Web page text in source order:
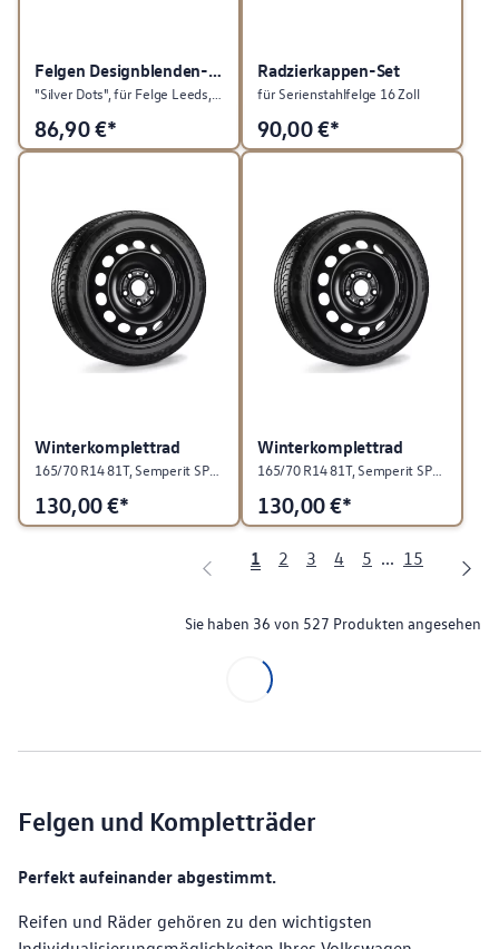
Felgen Designblenden-Set
"Silver Dots", für Felge Leeds, Dark Graphit Matt/Silbergrau Matt
86,90€*
Radzierkappen-Set
für Serienstahlfelge 16 Zoll
90,00€*
Winterkomplettrad
165/70 R14 81T, Semperit SPEED-GRIP 5, "Stahl", Schwarz, rechts
130,00€*
Winterkomplettrad
165/70 R14 81T, Semperit SPEED-GRIP 5, Stahl, Schwarz, links
130,00€*
1 2 3 4 5 ... 15
Sie haben 36 von 527 Produkten angesehen
Felgen und Kompletträder
Perfekt aufeinander abgestimmt.
Reifen und Räder gehören zu den wichtigsten